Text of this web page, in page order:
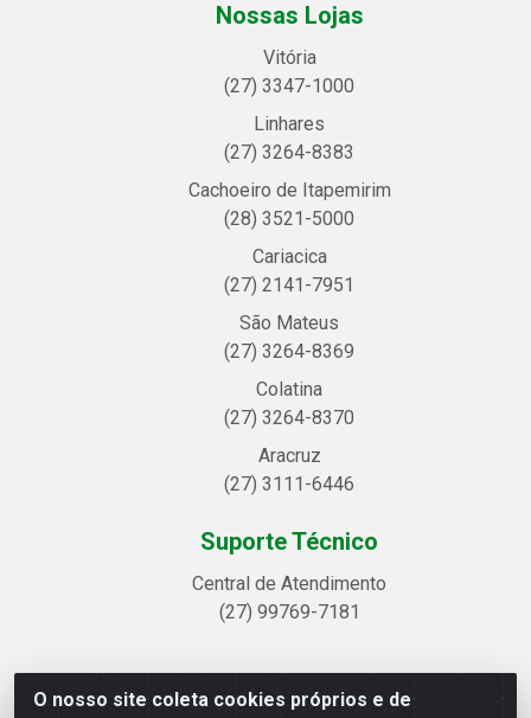
O nosso site coleta cookies próprios e de
Nossas Lojas
Vitória
(27) 3347-1000
Linhares
(27) 3264-8383
Cachoeiro de Itapemirim
(28) 3521-5000
Cariacica
(27) 2141-7951
São Mateus
(27) 3264-8369
Colatina
(27) 3264-8370
Aracruz
(27) 3111-6446
Suporte Técnico
Central de Atendimento
(27) 99769-7181